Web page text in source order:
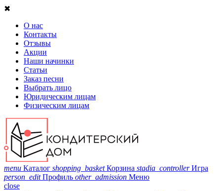
✖
О нас
Контакты
Отзывы
Акции
Наши начинки
Статьи
Заказ песни
Выбрать лицо
Юридическим лицам
Физическим лицам
menu Каталог shopping_basket Корзина stadia_controller Игра
person_edit Профиль other_admission Меню
close